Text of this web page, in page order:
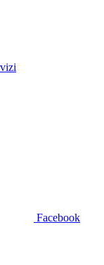
Facebook